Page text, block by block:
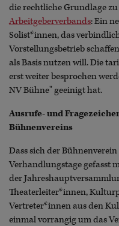
die rechtliche Grundlage zu
Arbeitgeberverbands: Ein
Solist*innen, das
Vorstellungsbetrieb
als Basis nutzen will. Die
erst weiter besprochen
NV Bühne" geeinigt hat.
Ausrufe- und
Bühnenvereins
Dass sich der
Verhandlungstage gefasst
der
Theaterleiter*innen,
Vertreter*innen aus den
einmal vorrangig um das